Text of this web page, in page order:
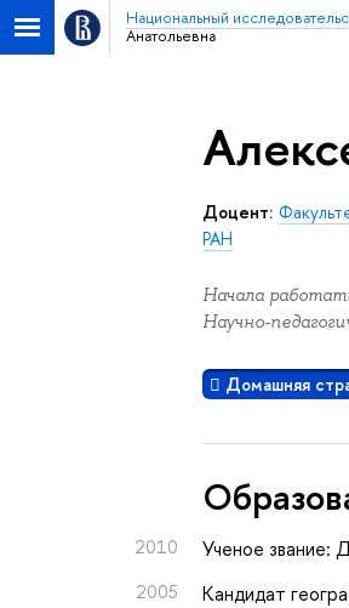
Национальный
Анатольевна
Доцент:
РАН
Начала
Научно-
Домашняя
2010 Ученое звание:
2005 Кандидат